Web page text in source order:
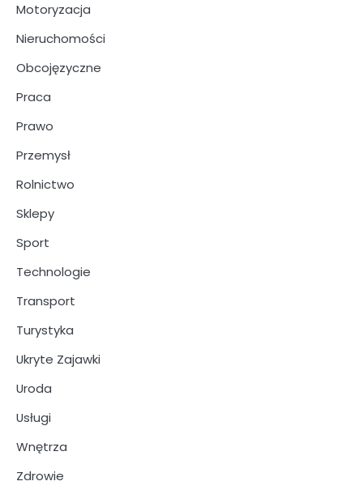
Motoryzacja
Nieruchomości
Obcojęzyczne
Praca
Prawo
Przemysł
Rolnictwo
Sklepy
Sport
Technologie
Transport
Turystyka
Ukryte Zajawki
Uroda
Usługi
Wnętrza
Zdrowie